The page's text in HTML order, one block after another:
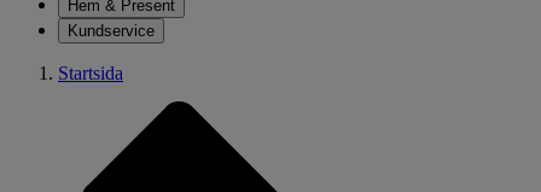
Hem & Present
Kundservice
Startsida